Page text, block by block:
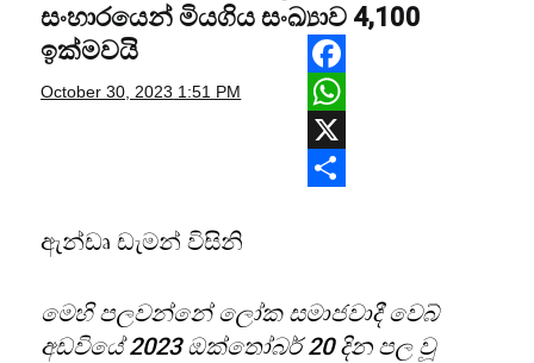
සංහාරයෙන් මියගිය සංඛ්‍යාව 4,100
ඉක්මවයි
October 30, 2023 1:51 PM
Facebook
WhatsApp
X
ඇන්ඩෘ ඩැමන් විසිනි
මෙහි පලවන්නේ ලෝක සමාජවාදී වෙබ්
අඩවියේ 2023 ඔක්තෝබර් 20 දින පල වූ